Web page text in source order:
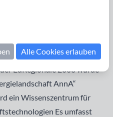
mit
Freizeit und Wohnanlagen
Richtung Herzogenrath
EuRegionale 2008 wurde
AnnA“
ein Wissenszentrum für
Es umfasst
Alle Cookies erlauben